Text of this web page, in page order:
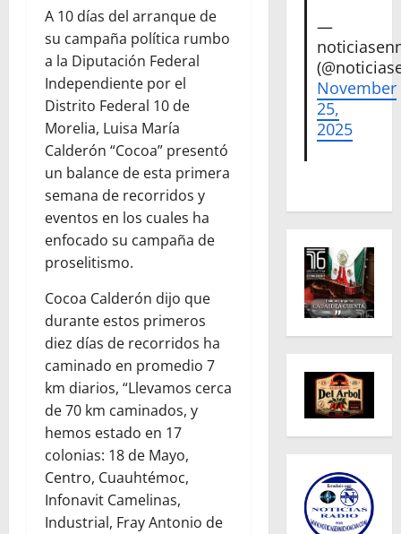
A 10 días del arranque de
su campaña política rumbo
a la Diputación Federal
Independiente por el
Distrito Federal 10 de
Morelia, Luisa María
Calderón “Cocoa” presentó
un balance de esta primera
semana de recorridos y
eventos en los cuales ha
enfocado su campaña de
proselitismo.
Cocoa Calderón dijo que
durante estos primeros
diez días de recorridos ha
caminado en promedio 7
km diarios, “Llevamos cerca
de 70 km caminados, y
hemos estado en 17
colonias: 18 de Mayo,
Centro, Cuauhtémoc,
Infonavit Camelinas,
Industrial, Fray Antonio de
—
November
25,
2025